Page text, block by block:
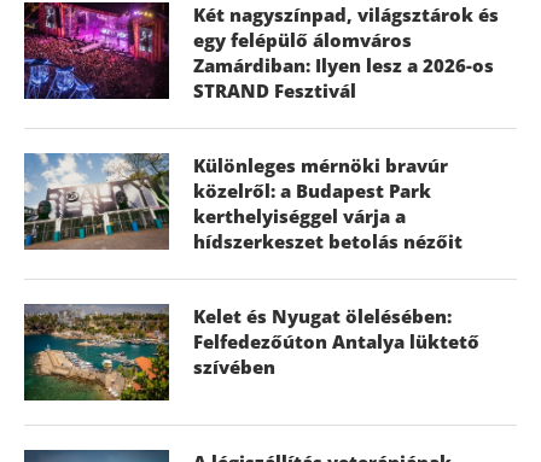
Két nagyszínpad, világsztárok és
egy felépülő álomváros
Zamárdiban: Ilyen lesz a 2026-os
STRAND Fesztivál
Különleges mérnöki bravúr
közelről: a Budapest Park
kerthelyiséggel várja a
hídszerkeszet betolás nézőit
Kelet és Nyugat ölelésében:
Felfedezőúton Antalya lüktető
szívében